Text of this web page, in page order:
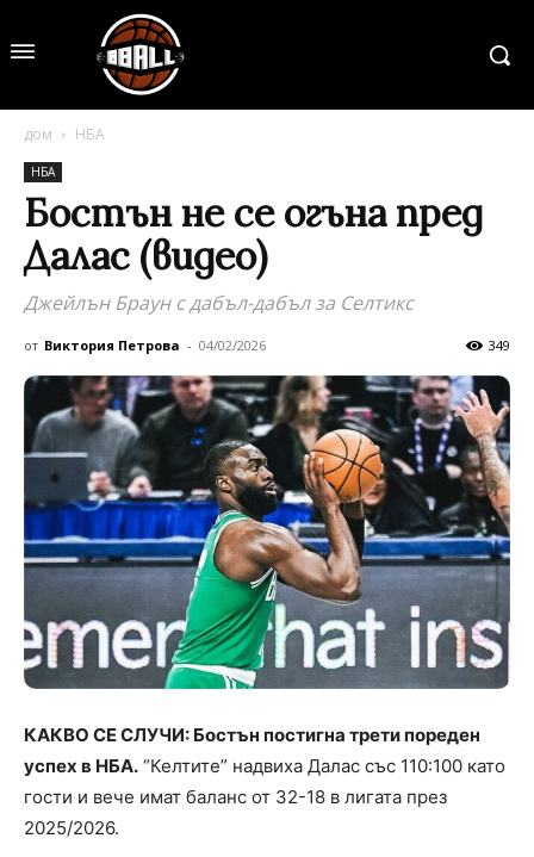
дом НБА
НБА
Бостън не се огъна пред
Далас (видео)
Джейлън Браун с дабъл-дабъл за Селтикс
от Виктория Петрова - 04/02/2026 349
КАКВО СЕ СЛУЧИ: Бостън постигна трети пореден
успех в НБА. “Келтите” надвиха Далас със 110:100 като
гости и вече имат баланс от 32-18 в лигата през
2025/2026.